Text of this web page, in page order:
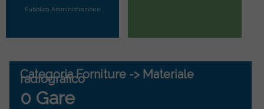
Pubblica Amministrazione
Categoria Forniture -> Materiale
radiografico
0 Gare